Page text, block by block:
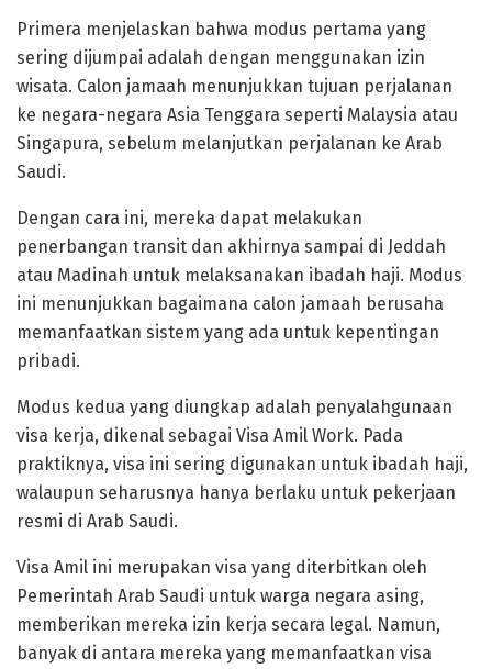
Primera menjelaskan bahwa modus pertama yang
sering dijumpai adalah dengan menggunakan izin
wisata. Calon jamaah menunjukkan tujuan perjalanan
ke negara-negara Asia Tenggara seperti Malaysia atau
Singapura, sebelum melanjutkan perjalanan ke Arab
Saudi.
Dengan cara ini, mereka dapat melakukan
penerbangan transit dan akhirnya sampai di Jeddah
atau Madinah untuk melaksanakan ibadah haji. Modus
ini menunjukkan bagaimana calon jamaah berusaha
memanfaatkan sistem yang ada untuk kepentingan
pribadi.
Modus kedua yang diungkap adalah penyalahgunaan
visa kerja, dikenal sebagai Visa Amil Work. Pada
praktiknya, visa ini sering digunakan untuk ibadah haji,
walaupun seharusnya hanya berlaku untuk pekerjaan
resmi di Arab Saudi.
Visa Amil ini merupakan visa yang diterbitkan oleh
Pemerintah Arab Saudi untuk warga negara asing,
memberikan mereka izin kerja secara legal. Namun,
banyak di antara mereka yang memanfaatkan visa